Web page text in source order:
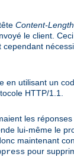
Content-Length
le client.
en utilisant un
HTTP/1.1.
les
lui-même le
maintenant
pour